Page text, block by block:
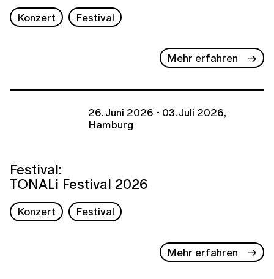
Konzert Festival
Mehr erfahren
26. Juni 2026 - 03. Juli 2026,
Hamburg
Festival:
TONALi Festival 2026
Konzert Festival
Mehr erfahren